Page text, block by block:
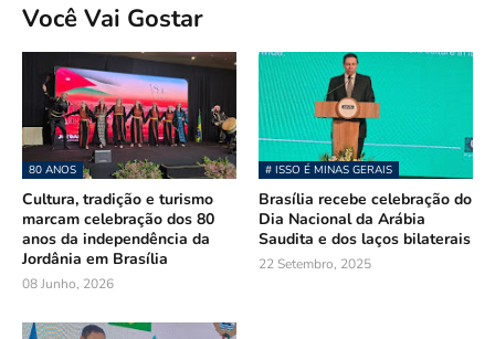
Você Vai Gostar
80 ANOS
Cultura, tradição e turismo
marcam celebração dos 80
anos da independência da
Jordânia em Brasília
08 Junho, 2026
# ISSO É MINAS GERAIS
Brasília recebe celebração do
Dia Nacional da Arábia
Saudita e dos laços bilaterais
22 Setembro, 2025